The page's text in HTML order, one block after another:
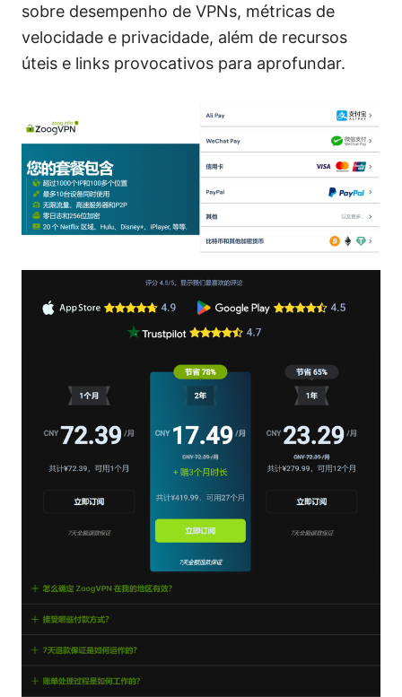
sobre desempenho de VPNs, métricas de
velocidade e privacidade, além de recursos
úteis e links provocativos para aprofundar.